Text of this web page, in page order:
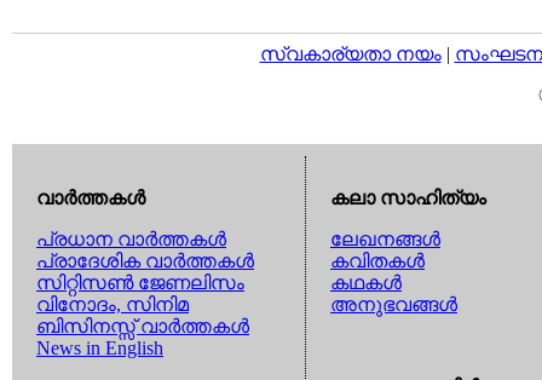
സ്വകാര്യതാ നയം|
വാര്‍ത്തകള്‍
പ്രധാന വാര്‍ത്തകള്‍
പ്രാദേശിക വാര്‍ത്തകള്‍
സിറ്റിസണ്‍ ജേണലിസം
വിനോദം, സിനിമ
ബിസിനസ്സ് വാര്‍ത്തകള്‍
News in English
കലാ സാഹിത്യം
ലേഖനങ്ങള്‍
കവിതകള്‍
കഥകള്‍
അനുഭവങ്ങള്‍